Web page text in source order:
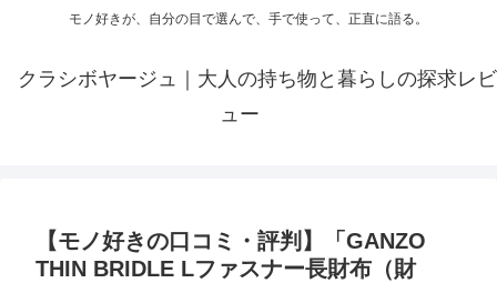
モノ好きが、自分の目で選んで、手で使って、正直に語る。
クラシボヤージュ｜大人の持ち物と暮らしの探求レビ
ュー
【モノ好きの口コミ・評判】「GANZO
THIN BRIDLE Lファスナー長財布（財